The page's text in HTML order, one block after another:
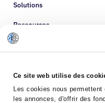
Ce site web utilise des
Les cookies nous
les annonces, d'offrir des
Solutions
Ressources
À propos de nous